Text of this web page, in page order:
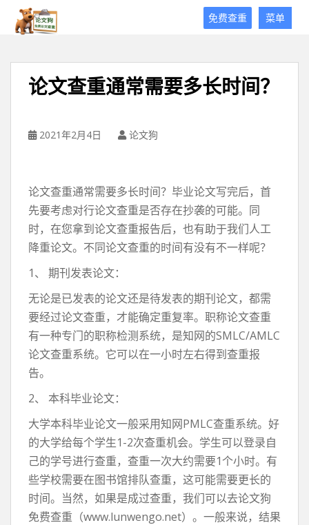
菜单
免费查重
论文查重通常需要多长时间？
2021年2月4日 论文狗
论文查重通常需要多长时间？毕业论文写完后，首
先要考虑对行论文查重是否存在抄袭的可能。同
时，在您拿到论文查重报告后，也有助于我们人工
降重论文。不同论文查重的时间有没有不一样呢？
1、 期刊发表论文：
无论是已发表的论文还是待发表的期刊论文，都需
要经过论文查重，才能确定重复率。职称论文查重
有一种专门的职称检测系统，是知网的SMLC/AMLC
论文查重系统。它可以在一小时左右得到查重报
告。
2、 本科毕业论文：
大学本科毕业论文一般采用知网PMLC查重系统。好
的大学给每个学生1-2次查重机会。学生可以登录自
己的学号进行查重，查重一次大约需要1个小时。有
些学校需要在图书馆排队查重，这可能需要更长的
时间。当然，如果是成过查重，我们可以去论文狗
免费查重（www.lunwengo.net）。一般来说，结果